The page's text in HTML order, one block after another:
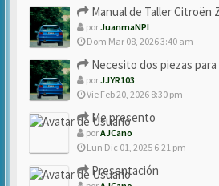
Manual de Taller Citroën
porJuanmaNPI
Dom Mar 08, 2026 3:40 am
Necesito dos piezas para
porJJYR103
Vie Feb 20, 2026 8:30 pm
Me presento
porAJCano
Lun Dic 01, 2025 6:21 pm
Presentación